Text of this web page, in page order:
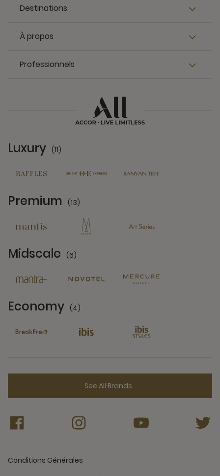
Destinations
À propos
Professionnels
Luxury (11)
Premium (13)
Midscale (6)
Economy (4)
See All Brands
Conditions Générales